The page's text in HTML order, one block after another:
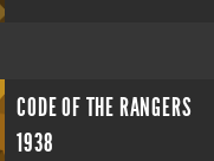
CODE OF THE RANGERS
1938